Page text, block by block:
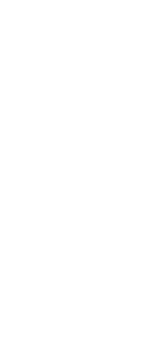
intéressante pour
haut de
Bas offrent souvent
immatriculations
À UN
À
l'étranger, c'est
aussi risqué,
mauvaises
TVA mal gérée,
aux normes